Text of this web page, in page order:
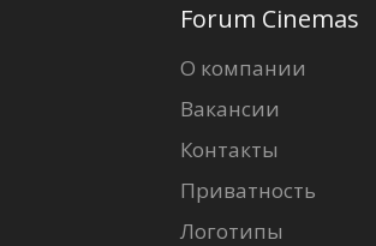
Forum Cinemas
О компании
Вакансии
Контакты
Приватность
Логотипы